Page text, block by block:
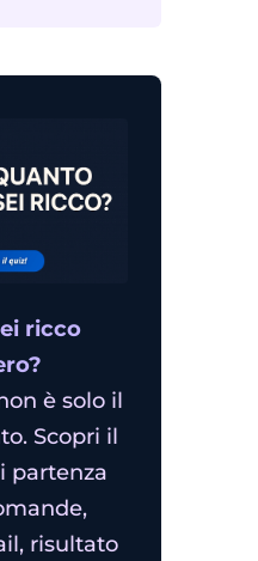
ricco
è solo il
Scopri il
partenza
risultato